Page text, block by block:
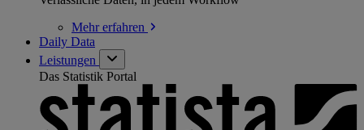
Mehrerfahren
Daily Data
Leistungen
Das Statistik Portal